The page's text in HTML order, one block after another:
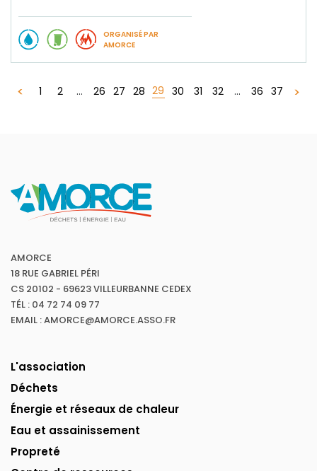
ORGANISÉ PAR
AMORCE
1 2 ... 26 27 28 29 30 31 32 ... 36 37
AMORCE
18 RUE GABRIEL PÉRI
CS 20102 - 69623 VILLEURBANNE CEDEX
TÉL : 04 72 74 09 77
EMAIL : AMORCE@AMORCE.ASSO.FR
L'association
Déchets
Énergie et réseaux de chaleur
Eau et assainissement
Propreté